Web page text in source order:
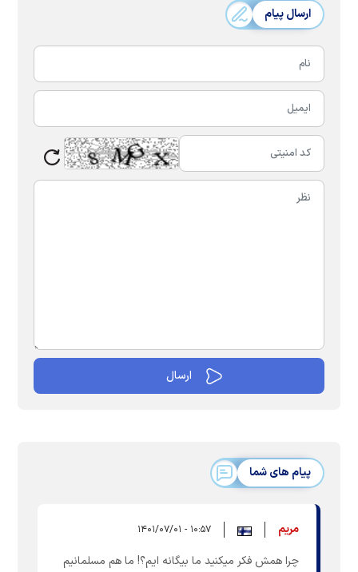
ارسال پیام
پیام های شما
مریم ۱۰:۵۷ - ۱۴۰۱/۰۷/۰۱
چرا همش فکر میکنید ما بیگانه ایم؟! ما هم مسلمانیم